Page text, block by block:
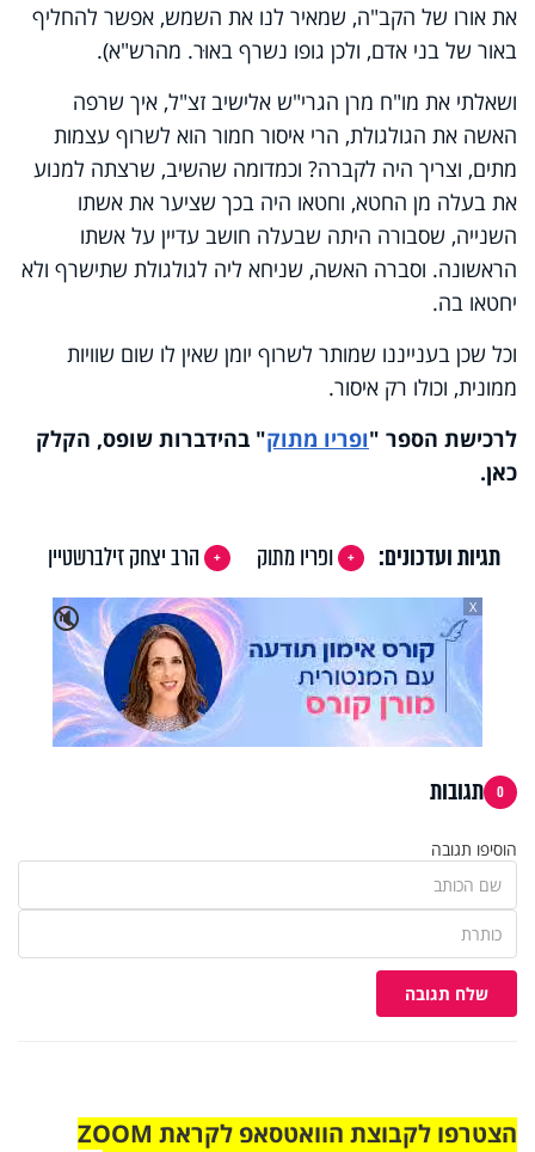
את אורו של הקב"ה, שמאיר לנו את השמש, אפשר להחליף
באור של בני אדם, ולכן גופו נשרף באוּר. מהרש"א).
ושאלתי את מו"ח מרן הגרי"ש אלישיב זצ"ל, איך שרפה
האשה את הגולגולת, הרי איסור חמור הוא לשרוף עצמות
מתים, וצריך היה לקברה? וכמדומה שהשיב, שרצתה למנוע
את בעלה מן החטא, וחטאו היה בכך שציער את אשתו
השנייה, שסבורה היתה שבעלה חושב עדיין על אשתו
הראשונה. וסברה האשה, שניחא ליה לגולגולת שתישרף ולא
יחטאו בה.
וכל שכן בענייננו שמותר לשרוף יומן שאין לו שום שוויות
ממונית, וכולו רק איסור.
לרכישת הספר
" ופריו מתוק "
בהידברות שופס, הקלק
כאן.
תגיות ועדכונים: ופריו מתוק
הרב יצחק זילברשטיין
🔇
X
0 תגובות
הוסיפו תגובה
שלח תגובה
הצטרפו לקבוצת הוואטסאפ לקראת ZOOM